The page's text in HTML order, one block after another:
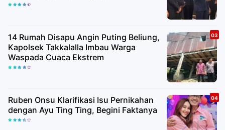
14 Rumah Disapu Angin Puting Beliung,
Kapolsek Takkalalla Imbau Warga
Waspada Cuaca Ekstrem
Ruben Onsu Klarifikasi Isu Pernikahan
dengan Ayu Ting Ting, Begini Faktanya